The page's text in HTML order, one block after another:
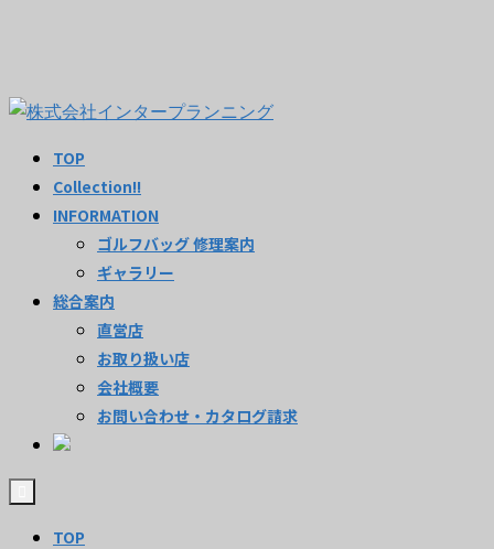
TOP
Collection!!
INFORMATION
ゴルフバッグ 修理案内
ギャラリー
総合案内
直営店
お取り扱い店
会社概要
お問い合わせ・カタログ請求
TOP